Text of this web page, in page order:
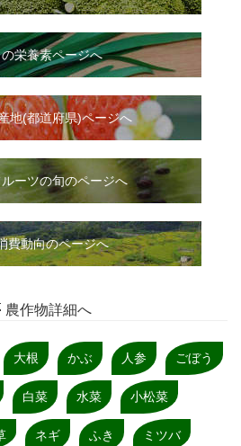
の栄養素ページへ
地(都道府県)ページへ
ーツの旬のページへ
費動向のページへ
農作物詳細へ
大根 かぶ 人参 ごぼう
白菜 水菜 小松菜
ネギ ふき ミツバ